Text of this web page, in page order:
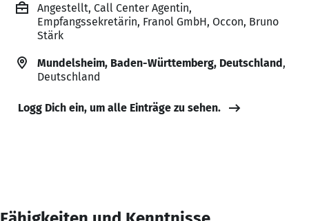
Angestellt, Call Center Agentin,
Empfangssekretärin, Franol GmbH, Occon, Bruno
Stärk
Mundelsheim, Baden-Württemberg, Deutschland,
Deutschland
Logg Dich ein, um alle Einträge zu sehen.